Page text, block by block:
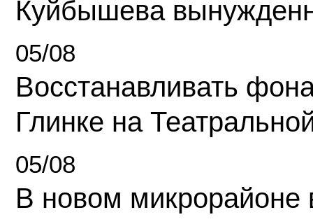
Куйбышева
05/08
Восстанавливать
Глинке на
05/08
В новом микрорайоне